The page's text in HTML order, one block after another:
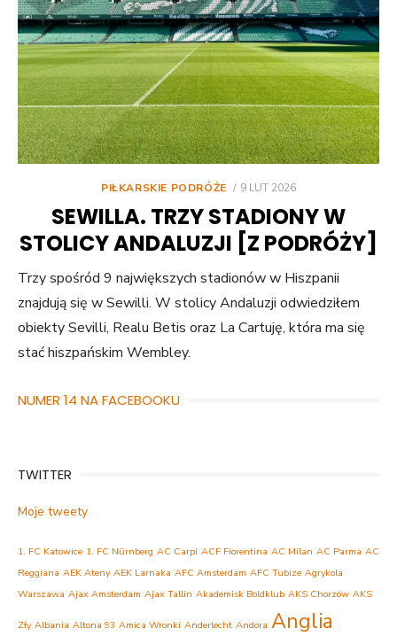
PIŁKARSKIE PODRÓŻE
POSTED
9 LUT 2026
SEWILLA. TRZY STADIONY W
STOLICY ANDALUZJI [Z PODRÓŻY]
Trzy spośród 9 największych stadionów w Hiszpanii
znajdują się w Sewilli. W stolicy Andaluzji odwiedziłem
obiekty Sevilli, Realu Betis oraz La Cartuję, która ma się
stać hiszpańskim Wembley.
NUMER 14 NA FACEBOOKU
TWITTER
Moje tweety
1. FC Katowice 1. FC Nürnberg AC Carpi ACF Fiorentina AC Milan AC Parma AC
Reggiana AEK Ateny AEK Larnaka AFC Amsterdam AFC Tubize Agrykola
Warszawa Ajax Amsterdam Ajax Tallin Akademisk Boldklub AKS Chorzów AKS
Zły Albania Altona 93 Amica Wronki Anderlecht Andora Anglia